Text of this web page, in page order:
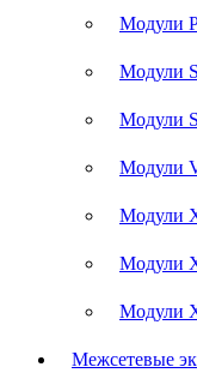
Модули
Модули
Модули
Модули
Модули
Модули
Модули
Межсетевые